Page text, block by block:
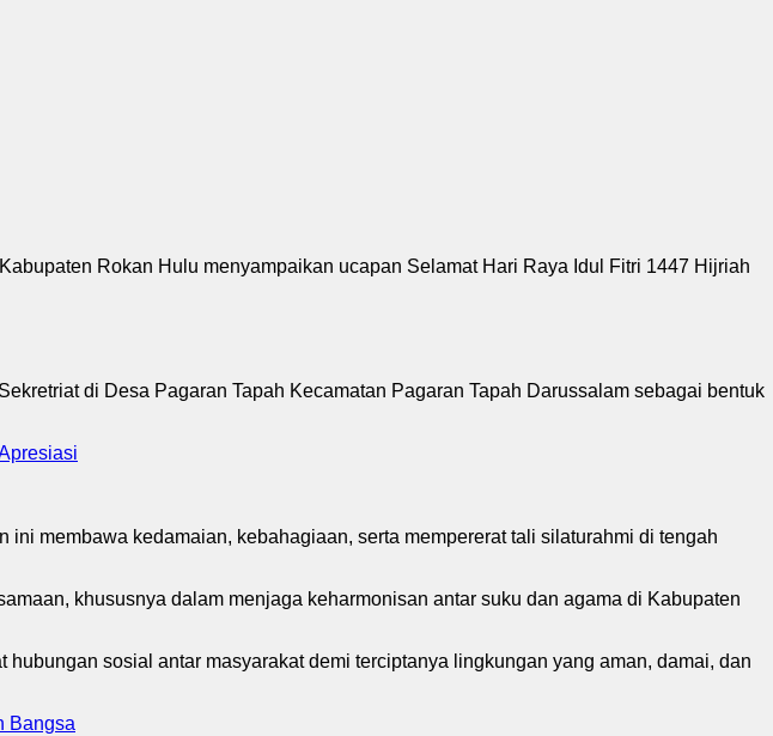
Rokan Hulu menyampaikan ucapan Selamat Hari Raya Idul Fitri 1447 Hijriah
di Desa Pagaran Tapah Kecamatan Pagaran Tapah Darussalam sebagai bentuk
membawa kedamaian, kebahagiaan, serta mempererat tali silaturahmi di tengah
khususnya dalam menjaga keharmonisan antar suku dan agama di Kabupaten
sosial antar masyarakat demi terciptanya lingkungan yang aman, damai, dan
Bangsa